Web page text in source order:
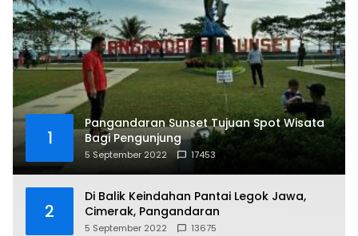
1
Pangandaran Sunset Tujuan Spot Wisata
Bagi Pengunjung
5 September 2022 17453
2
Di Balik Keindahan Pantai Legok Jawa,
Cimerak, Pangandaran
5 September 2022 13675